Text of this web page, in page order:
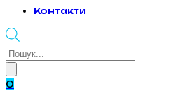
Контакти
Products
0